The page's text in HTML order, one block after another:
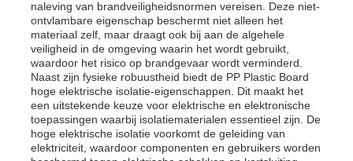
Over ons
Fabrieksreis
Kwaliteitscontrole
naleving van brandveiligheidsnormen vereisen. Deze niet-
ontvlambare eigenschap beschermt niet alleen het
materiaal zelf, maar draagt ​​ook bij aan de algehele
veiligheid in de omgeving waarin het wordt gebruikt,
waardoor het risico op brandgevaar wordt verminderd.
Naast zijn fysieke robuustheid biedt de PP Plastic Board
hoge elektrische isolatie-eigenschappen. Dit maakt het
een uitstekende keuze voor elektrische en elektronische
toepassingen waarbij isolatiematerialen essentieel zijn. De
hoge elektrische isolatie voorkomt de geleiding van
elektriciteit, waardoor componenten en gebruikers worden